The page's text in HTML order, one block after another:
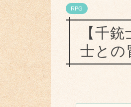
RPG
【千
士との